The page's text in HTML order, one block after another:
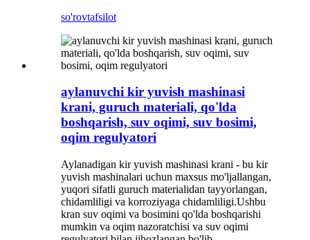
so'rovtafsilot
aylanuvchi kir yuvish mashinasi
krani, guruch materiali, qo'lda
boshqarish, suv oqimi, suv bosimi,
oqim regulyatori
Aylanadigan kir yuvish mashinasi krani - bu kir
yuvish mashinalari uchun maxsus mo'ljallangan,
yuqori sifatli guruch materialidan tayyorlangan,
chidamliligi va korroziyaga chidamliligi.Ushbu
kran suv oqimi va bosimini qo'lda boshqarishi
mumkin va oqim nazoratchisi va suv oqimi